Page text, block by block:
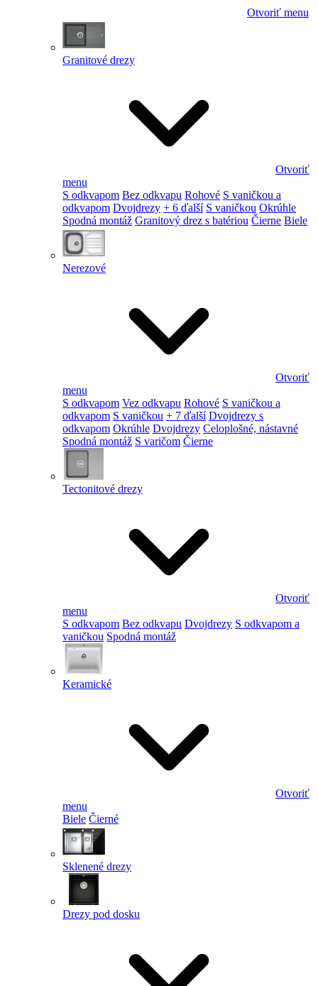
Otvoriť menu
Granitové drezy
Otvoriť
menu
S odkvapom Bez odkvapu Rohové S vaničkou a
odkvapom Dvojdrezy + 6 ďalší S vaničkou Okrúhle
Spodná montáž Granitový drez s batériou Čierne Biele
Nerezové
Otvoriť
menu
S odkvapom Vez odkvapu Rohové S vaničkou a
odkvapom S vaničkou + 7 ďalší Dvojdrezy s
odkvapom Okrúhle Dvojdrezy Celoplošné, nástavné
Spodná montáž S varičom Čierne
Tectonitové drezy
Otvoriť
menu
S odkvapom Bez odkvapu Dvojdrezy S odkvapom a
vaničkou Spodná montáž
Keramické
Otvoriť
menu
Biele Čierné
Sklenené drezy
Drezy pod dosku